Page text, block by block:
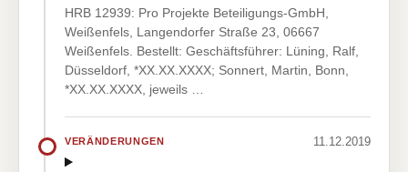
HRB 12939: Pro Projekte Beteiligungs-GmbH,
Weißenfels, Langendorfer Straße 23, 06667
Weißenfels. Bestellt: Geschäftsführer: Lüning, Ralf,
Düsseldorf, *XX.XX.XXXX; Sonnert, Martin, Bonn,
*XX.XX.XXXX, jeweils …
VERÄNDERUNGEN 11.12.2019